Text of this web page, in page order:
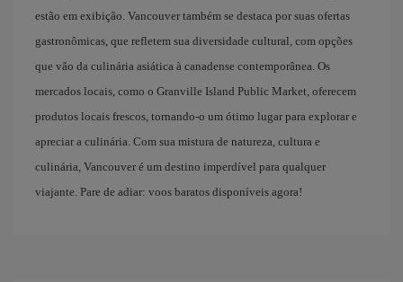
estão em exibição. Vancouver também se destaca por suas ofertas
gastronômicas, que refletem sua diversidade cultural, com opções
que vão da culinária asiática à canadense contemporânea. Os
mercados locais, como o Granville Island Public Market, oferecem
produtos locais frescos, tornando-o um ótimo lugar para explorar e
apreciar a culinária. Com sua mistura de natureza, cultura e
culinária, Vancouver é um destino imperdível para qualquer
viajante. Pare de adiar: voos baratos disponíveis agora!